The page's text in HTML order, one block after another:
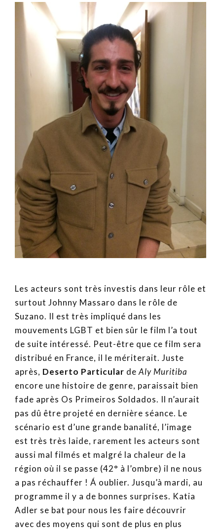
Les acteurs sont très investis dans leur rôle et
surtout Johnny Massaro dans le rôle de
Suzano. Il est très impliqué dans les
mouvements LGBT et bien sûr le film l’a tout
de suite intéressé. Peut-être que ce film sera
distribué en France, il le mériterait. Juste
après, Deserto Particular de Aly Muritiba
encore une histoire de genre, paraissait bien
fade après Os Primeiros Soldados. Il n’aurait
pas dû être projeté en dernière séance. Le
scénario est d’une grande banalité, l’image
est très très laide, rarement les acteurs sont
aussi mal filmés et malgré la chaleur de la
région où il se passe (42° à l’ombre) il ne nous
a pas réchauffer ! Á oublier. Jusqu’à mardi, au
programme il y a de bonnes surprises. Katia
Adler se bat pour nous les faire découvrir
avec des moyens qui sont de plus en plus